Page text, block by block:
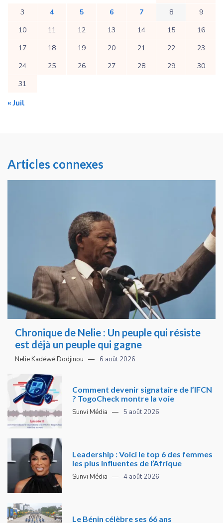
3
4 5 6 7 8
9
10
11 12 13 14 15
16
17
18 19 20 21 22
23
24
25 26 27 28 29
30
31
« Juil
Articles connexes
Chronique de Nelie : Un peuple qui résiste
est déjà un peuple qui gagne
Nelie Kadéwé Dodjinou 6 août 2026
Comment devenir signataire de l’IFCN
? TogoCheck montre la voie
Sunvi Média 5 août 2026
Leadership : Voici le top 6 des femmes
les plus influentes de l’Afrique
Sunvi Média 4 août 2026
Le Bénin célèbre ses 66 ans